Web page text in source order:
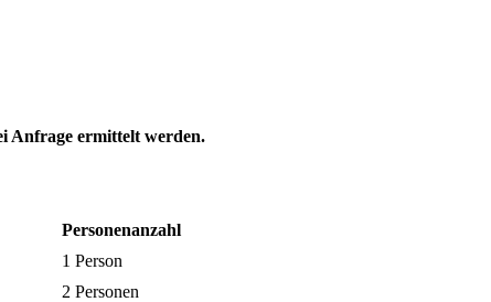
Anfrage ermittelt werden.
Personenanzahl
1 Person
2 Personen